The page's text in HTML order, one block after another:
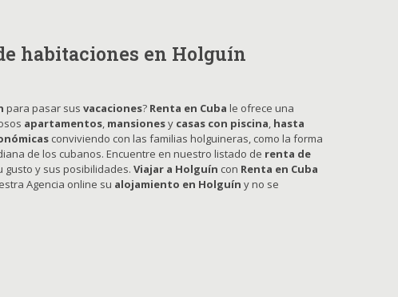
habitaciones en Holguín
para pasar sus vacaciones? Renta en Cuba le ofrece una
apartamentos, mansionesy casas con piscina, hasta
conviviendo con las familias holguineras, como la forma
de los cubanos. Encuentre en nuestro listado de renta de
gusto y sus posibilidades. Viajar a Holguín con Renta en Cuba
Agencia online su alojamiento en Holguín y no se